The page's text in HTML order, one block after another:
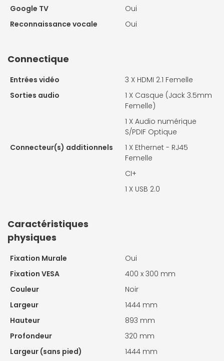
Google TV
Oui
Reconnaissance vocale
Oui
Connectique
Entrées vidéo 3 X HDMI 2.1 Femelle
Sorties audio
1 X Casque (Jack 3.5mm
Femelle)
1 X Audio numérique
S/PDIF Optique
Connecteur(s) additionnels
1 X Ethernet - RJ45
Femelle
CI+
1 X USB 2.0
Caractéristiques
physiques
Fixation Murale
Oui
Fixation VESA
400 x 300 mm
Couleur
Noir
Largeur
1444 mm
Hauteur
893 mm
Profondeur
320 mm
Largeur (sans pied)
1444 mm